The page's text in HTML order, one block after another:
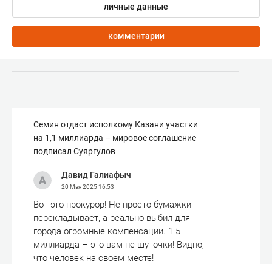
личные данные
комментарии
Семин отдаст исполкому Казани участки
на 1,1 миллиарда – мировое соглашение
подписал Суяргулов
Давид Галиафыч
20 Мая 202516:53
Вот это прокурор! Не просто бумажки
перекладывает, а реально выбил для
города огромные компенсации. 1.5
миллиарда – это вам не шуточки! Видно,
что человек на своем месте!